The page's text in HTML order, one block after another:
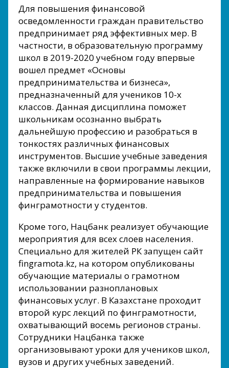
Для повышения финансовой
осведомленности граждан правительство
предпринимает ряд эффективных мер. В
частности, в образовательную программу
школ в 2019-2020 учебном году впервые
вошел предмет «Основы
предпринимательства и бизнеса»,
предназначенный для учеников 10-х
классов. Данная дисциплина поможет
школьникам осознанно выбрать
дальнейшую профессию и разобраться в
тонкостях различных финансовых
инструментов. Высшие учебные заведения
также включили в свои программы лекции,
направленные на формирование навыков
предпринимательства и повышения
финграмотности у студентов.
Кроме того, Нацбанк реализует обучающие
мероприятия для всех слоев населения.
Специально для жителей РК запущен сайт
fingramota.kz, на котором опубликованы
обучающие материалы о грамотном
использовании разноплановых
финансовых услуг. В Казахстане проходит
второй курс лекций по финграмотности,
охватывающий восемь регионов страны.
Сотрудники Нацбанка также
организовывают уроки для учеников школ,
вузов и других учебных заведений.